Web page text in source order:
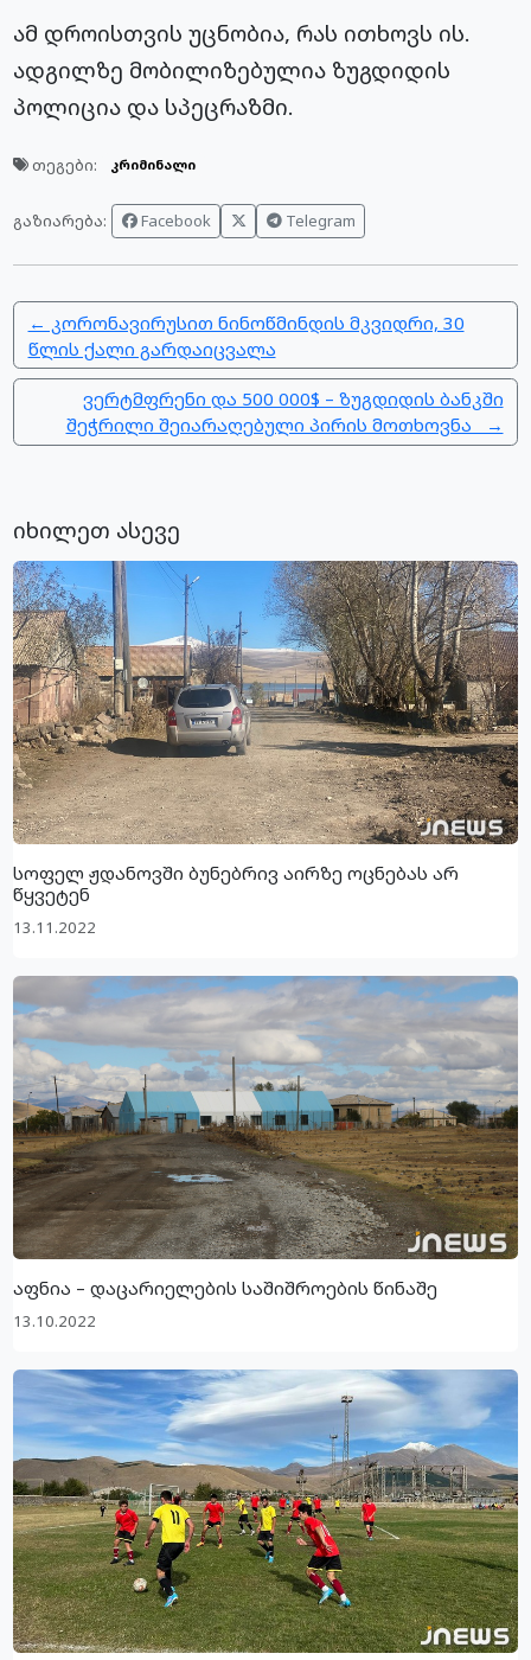
ამ დროისთვის უცნობია, რას ითხოვს ის.
ადგილზე მობილიზებულია ზუგდიდის
პოლიცია და სპეცრაზმი.
თეგები: კრიმინალი
გაზიარება: Facebook Telegram
← კორონავირუსით ნინოწმინდის მკვიდრი, 30
წლის ქალი გარდაიცვალა
ვერტმფრენი და 500 000$ – ზუგდიდის ბანკში
შეჭრილი შეიარაღებული პირის მოთხოვნა →
იხილეთ ასევე
სოფელ ჟდანოვში ბუნებრივ აირზე ოცნებას არ
წყვეტენ
13.11.2022
აფნია – დაცარიელების საშიშროების წინაშე
13.10.2022